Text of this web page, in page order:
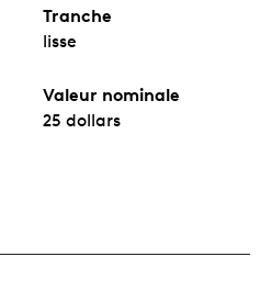
Tranche
lisse
Valeur nominale
25 dollars